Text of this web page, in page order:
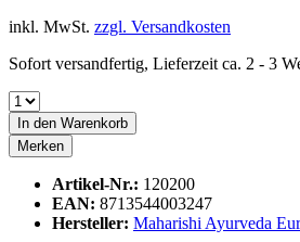
inkl. MwSt. zzgl. Versandkosten
Sofort versandfertig, Lieferzeit ca. 2 - 3
In den Warenkorb
Merken
Artikel-Nr.: 120200
EAN: 8713544003247
Hersteller: Maharishi Ayurveda